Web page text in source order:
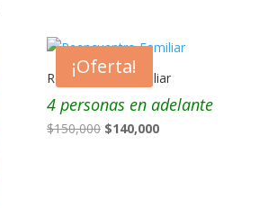
¡Oferta!
Reencuentro Familiar
4 personas en adelante
$150,000 El
$140,000El